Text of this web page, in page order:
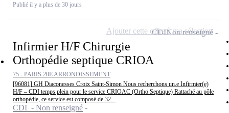
Publié il y a plus de 30 jours
Infirmier H/F Chirurgie
Orthopédie septique CRIOA
75 - PARIS 20E ARRONDISSEMENT
[96081] GH Diaconesses Croix Saint-Simon Nous recherchons un.e Infirmier(e)
H/F – CDI temps plein pour le service CRIOAC (Ortho Septique) Rattaché au pôle
orthopédie, ce service est composé de 32...
CDI - Non renseigné
CDINon renseigné
Ajouter cette offre à ma sélection